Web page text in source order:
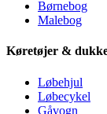
Børnebog
Malebog
Køretøjer &
Løbehjul
Løbecykel
Gåvogn